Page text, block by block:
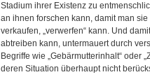
Stadium ihrer Existenz zu
an ihnen forschen kann, damit man
verkaufen, „verwerfen“ kann. Und
abtreiben kann, untermauert durch
Begriffe wie „Gebärmutterinhalt“ oder
deren Situation überhaupt nicht